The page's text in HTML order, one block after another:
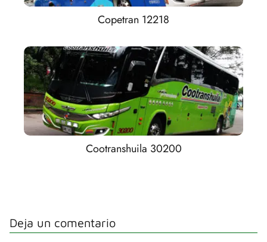
Copetran 12218
Cootranshuila 30200
Deja un comentario